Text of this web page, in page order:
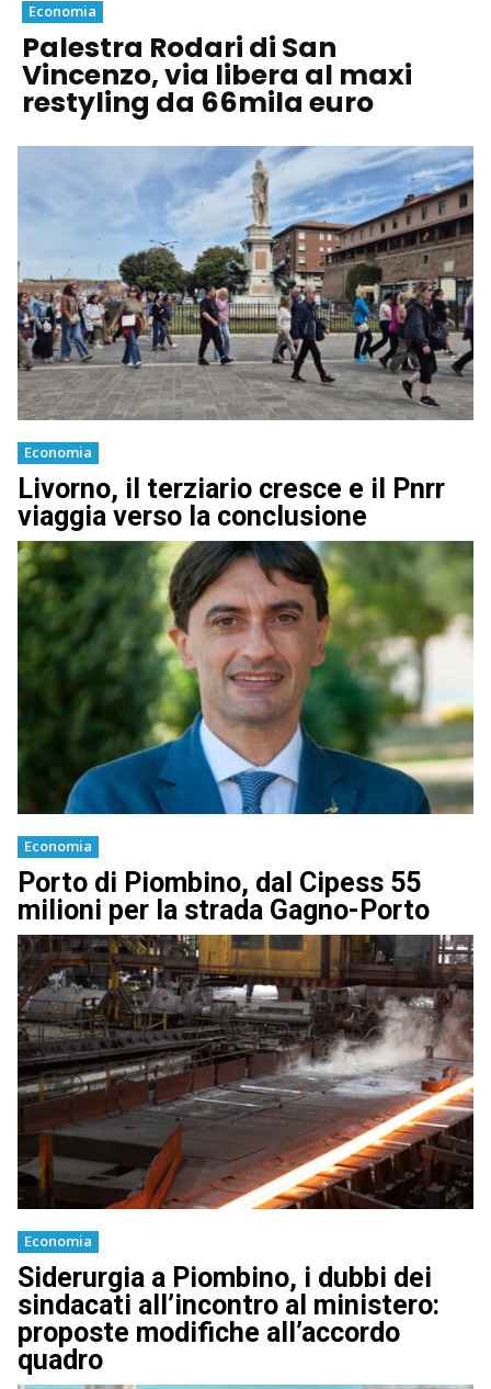
Economia
Palestra Rodari di San
Vincenzo, via libera al maxi
restyling da 66mila euro
Economia
Livorno, il terziario cresce e il Pnrr
viaggia verso la conclusione
Economia
Porto di Piombino, dal Cipess 55
milioni per la strada Gagno-Porto
Economia
Siderurgia a Piombino, i dubbi dei
sindacati all’incontro al ministero:
proposte modifiche all’accordo
quadro